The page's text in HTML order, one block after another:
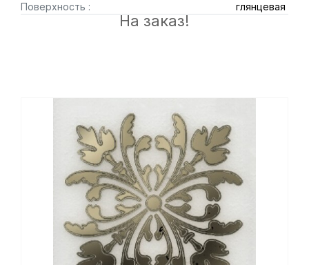
Поверхность :
глянцевая
На заказ!